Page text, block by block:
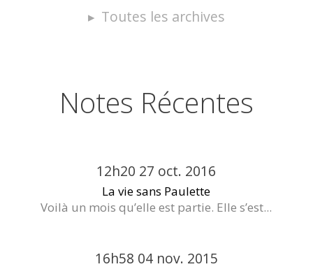
Toutes les archives
Notes Récentes
12h20 27 oct. 2016
La vie sans Paulette
Voilà un mois qu’elle est partie. Elle s’est...
16h58 04 nov. 2015